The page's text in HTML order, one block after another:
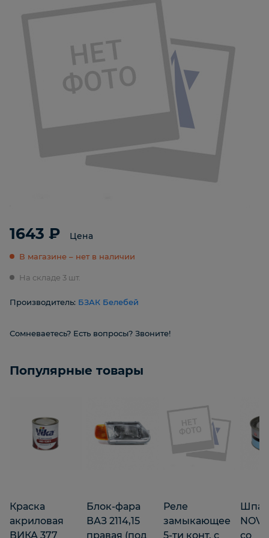
1643 ₽ Цена
В магазине – нет в наличии
На складе 3 шт.
Производитель: БЗАК Белебей
Сомневаетесь? Есть вопросы? Звоните!
Популярные товары
Краска
акриловая
ВИКА 377
Блок-фара
ВАЗ 2114,15
правая (под
Реле
замыкающее
5-ти конт. с
со